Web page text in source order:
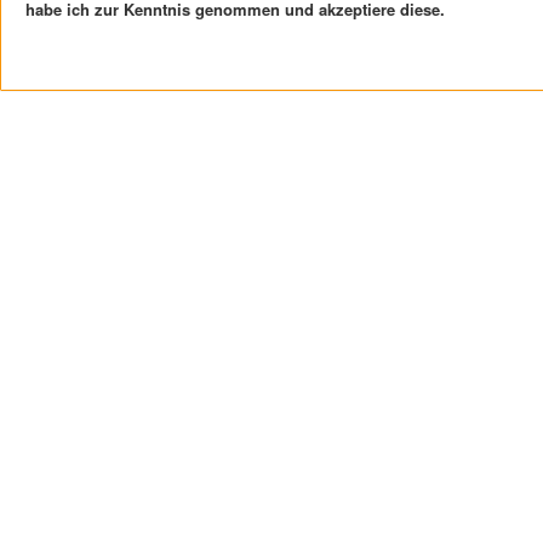
habe ich zur Kenntnis genommen und akzeptiere diese.